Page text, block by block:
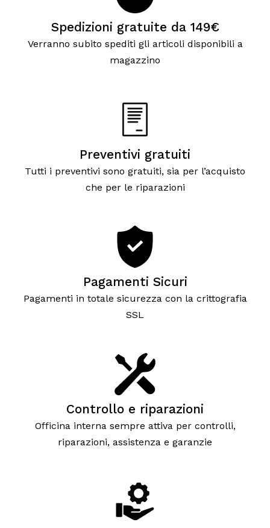
Spedizioni gratuite da 149€
Verranno subito spediti gli articoli disponibili a
magazzino
Preventivi gratuiti
Tutti i preventivi sono gratuiti, sia per l’acquisto
che per le riparazioni
Pagamenti Sicuri
Pagamenti in totale sicurezza con la crittografia
SSL
Controllo e riparazioni
Officina interna sempre attiva per controlli,
riparazioni, assistenza e garanzie